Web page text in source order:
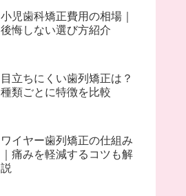
小児歯科矯正費用の相場｜
後悔しない選び方紹介
目立ちにくい歯列矯正は？
種類ごとに特徴を比較
ワイヤー歯列矯正の仕組み
｜痛みを軽減するコツも解
説